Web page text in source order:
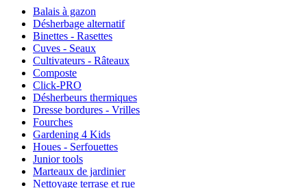
Balais à gazon
Désherbage alternatif
Binettes - Rasettes
Cuves - Seaux
Cultivateurs - Râteaux
Composte
Click-PRO
Désherbeurs thermiques
Dresse bordures - Vrilles
Fourches
Gardening 4 Kids
Houes - Serfouettes
Junior tools
Marteaux de jardinier
Nettoyage terrase et rue